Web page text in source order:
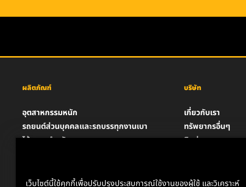
ผลิตภัณฑ์
อุตสาหกรรมหนัก
รถยนต์ส่วนบุคคลและรถบรรทุกงานเบา
ไส้กรองสำหรับอุตสาหกรรม
บริษัท
เกี่ยวกับเรา
ทรัพยากรอื่นๆ
ติดต่อเรา
ประกาศด้านกฎหมาย
เว็บไซต์นี้ใช้คุกกี้เพื่อปรับปรุงประสบการณ์ใช้งานของผู้ใช้ และวิเคราะห์